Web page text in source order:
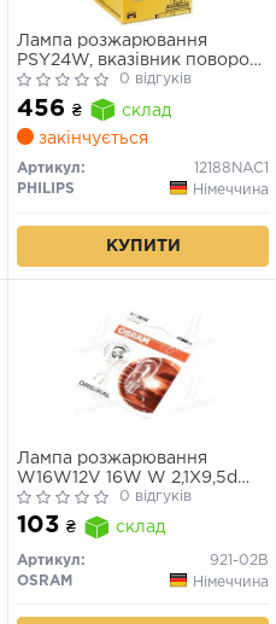
Лампа розжарювання
PSY24W, вказівник повороту
PHILIPS STANDARD 12V 24W
(цоколь PG20/4) (1 шт.)
0 відгуків
456 ₴
склад
закінчується
Артикул:
12188NAC1
PHILIPS
Німеччина
КУПИТИ
Лампа розжарювання
W16W12V 16W W 2,1X9,5d
ORIGINAL LINE (2 шт) blister
0 відгуків
103 ₴ склад
Артикул:
921-02B
OSRAM
Німеччина